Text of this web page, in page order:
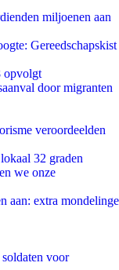
miljoenen aan
Gereedschapskist
opvolgt
door migranten
veroordeelden
32 graden
we onze
aan: extra mondelinge
voor